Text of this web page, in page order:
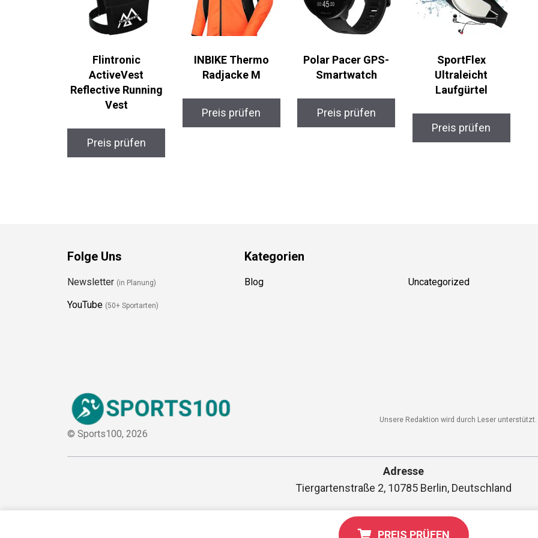
Flintronic
ActiveVest
Reflective Running
Preis prüfen
INBIKE Thermo
Preis prüfen
Polar Pacer GPS-
Preis prüfen
SportFlex
Ultraleicht
Preis prüfen
PREIS PRÜFEN
Unsere Redaktion wird durch Leser unterstützt.
Adresse